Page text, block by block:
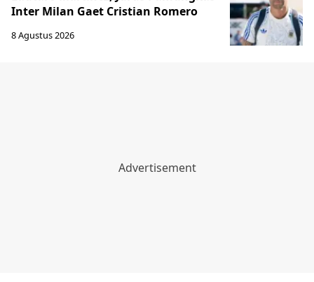
Inter Milan Gaet Cristian Romero
8 Agustus 2026